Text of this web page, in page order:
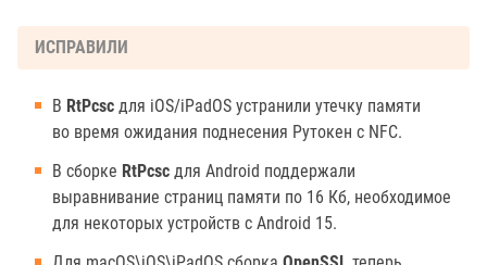
ИСПРАВИЛИ
В RtPcsc для iOS/iPadOS устранили утечку памяти
во время ожидания поднесения Рутокен с NFC.
В сборке RtPcsc для Android поддержали
выравнивание страниц памяти по 16 Кб, необходимое
для некоторых устройств с Android 15.